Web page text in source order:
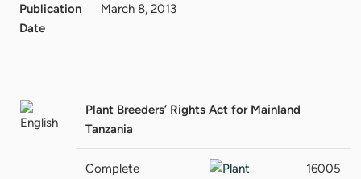
Publication
Date
March 8, 2013
Plant Breeders’ Rights Act for Mainland
Tanzania
Complete
16005